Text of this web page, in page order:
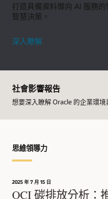
打造具備資料導向 AI 服務
智慧決策。
深入瞭解
市
社會影響報告
想要深入瞭解 Oracle 的企業環境
思維領導力
2025 年 7 月 15 日
OCI 碳排放分析：